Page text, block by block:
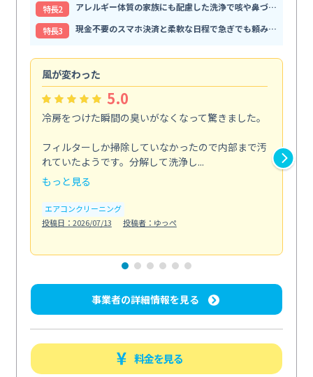
特⻑2
アレルギー体質の家族にも配慮した洗浄で咳や鼻づまりが和らぐ
特⻑3
現金不要のスマホ決済と柔軟な日程で急ぎでも頼みやすい
風が変わった
5.0
冷房をつけた瞬間の臭いがなくなって驚きました。
フィルターしか掃除していなかったので内部まで汚
れていたようです。分解して洗浄し...
もっと見る
エアコンクリーニング
投稿日：2026/07/13
投稿者：ゆっぺ
事業者の詳細情報を見る
料金を見る